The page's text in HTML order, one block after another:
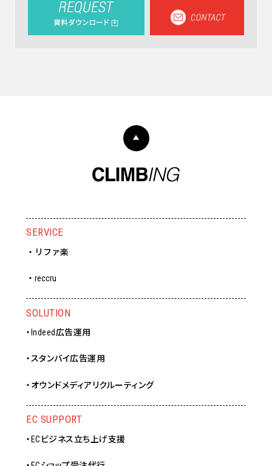
SERVICE
・リファ楽
・reccru
SOLUTION
・Indeed広告運用
・スタンバイ広告運用
・オウンドメディアリクルーティング
EC SUPPORT
・ECビジネス立ち上げ支援